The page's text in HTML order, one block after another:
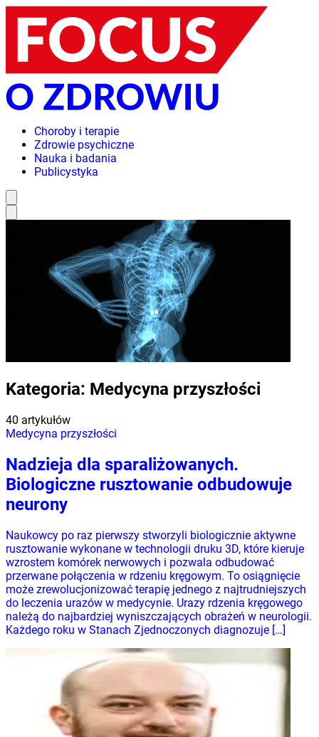
Choroby i terapie
Zdrowie psychiczne
Nauka i badania
Publicystyka
Kategoria: Medycyna przyszłości
40 artykułów
Medycyna przyszłości
Nadzieja dla sparaliżowanych.
Biologiczne rusztowanie odbudowuje
neurony
Naukowcy po raz pierwszy stworzyli biologicznie aktywne
rusztowanie wykonane w technologii druku 3D, które kieruje
wzrostem komórek nerwowych i pozwala odbudować
przerwane połączenia w rdzeniu kręgowym. To osiągnięcie
może zrewolucjonizować terapię jednego z najtrudniejszych
do leczenia urazów w medycynie. Urazy rdzenia kręgowego
należą do najbardziej wyniszczających obrażeń w neurologii.
Każdego roku w Stanach Zjednoczonych diagnozuje […]